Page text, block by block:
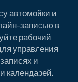
автомойки и
записью в
рабочий
управления
и
календарей.